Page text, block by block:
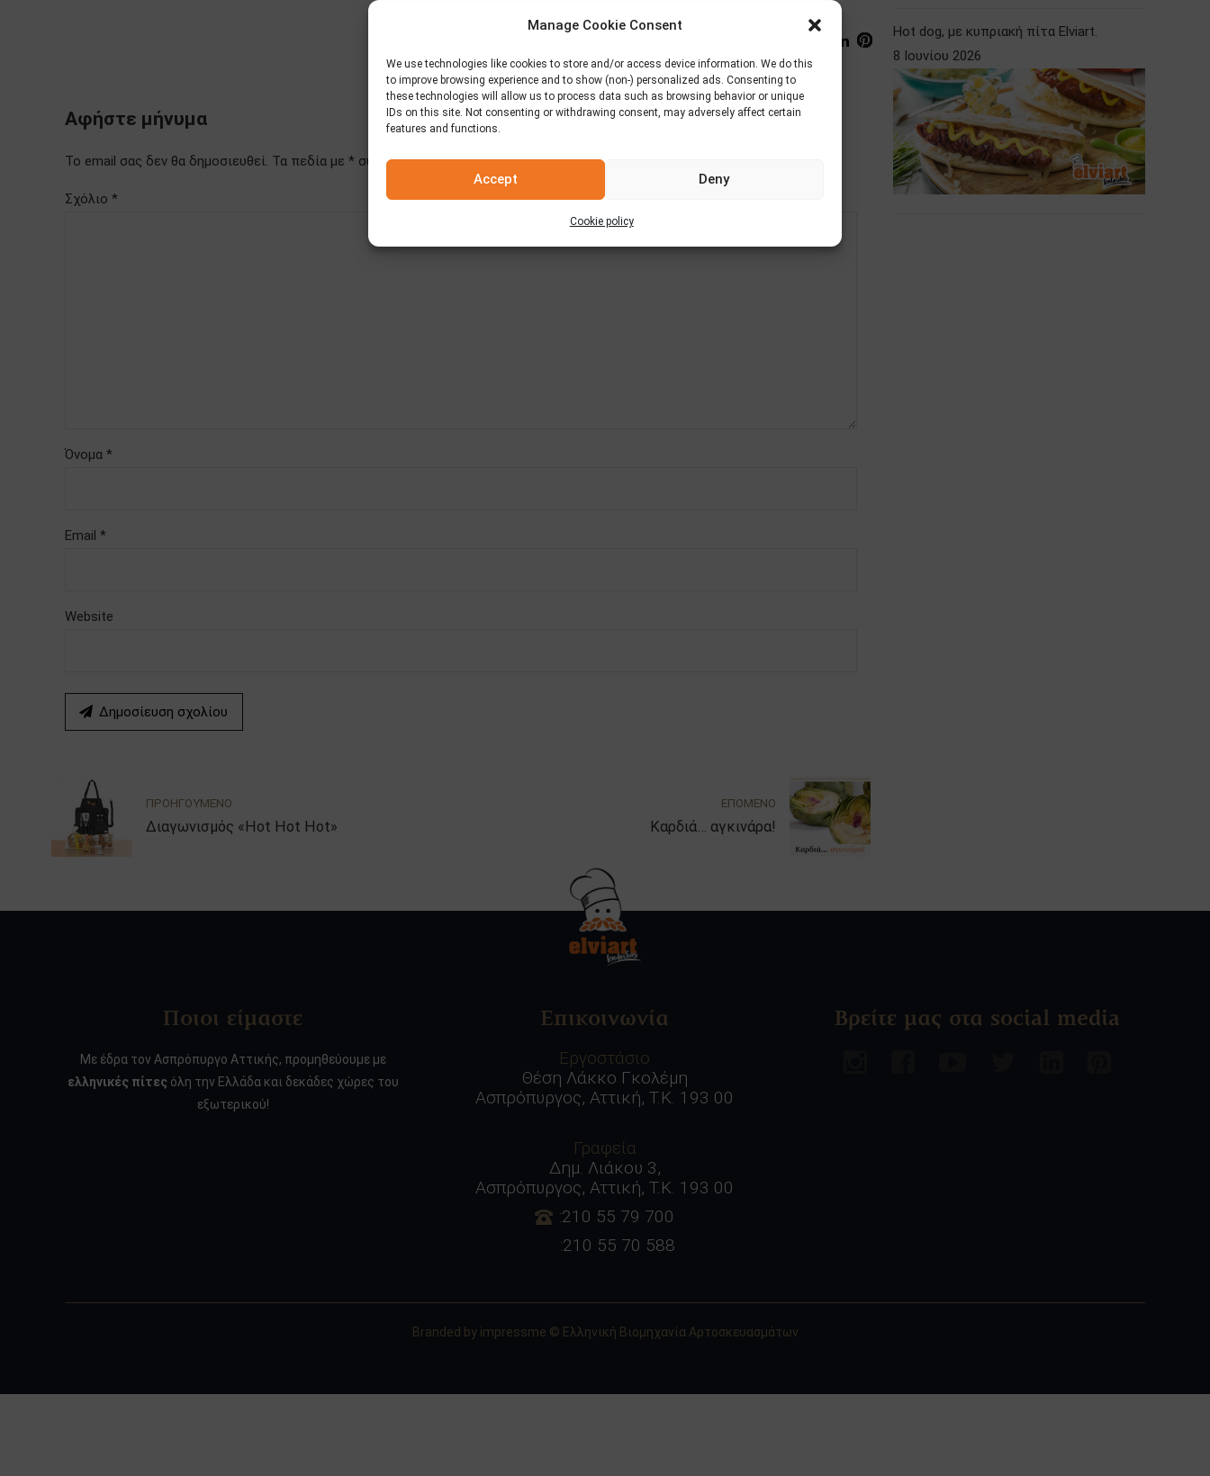
Manage Cookie Consent
We use technologies like cookies to store and/or access device information. We do this
to improve browsing experience and to show (non-) personalized ads. Consenting to
these technologies will allow us to process data such as browsing behavior or unique
IDs on this site. Not consenting or withdrawing consent, may adversely affect certain
features and functions.
Accept Deny
Cookie policy
Αφήστε μήνυμα
Το email σας δεν θα δημοσιευθεί. Τα πεδία με * συμπληρώνονται υποχρεωτικά.
Σχόλιο *
Όνομα *
Email *
Website
Δημοσίευση σχολίου
ΠΡΟΗΓΟΥΜΕΝΟ
Διαγωνισμός «Hot Hot Hot»
ΕΠΟΜΕΝΟ
Καρδιά… αγκινάρα!
Hot dog, με κυπριακή πίτα Elviart.
8 Ιουνίου 2026
Ποιοι είμαστε
Με έδρα τον Ασπρόπυργο Αττικής, προμηθεύουμε με
ελληνικές πίτεςόλη την Ελλάδα και δεκάδες χώρες του
εξωτερικού!
Επικοινωνία
Εργοστάσιο
Θέση Λάκκο Γκολέμη
Ασπρόπυργος, Αττική, Τ.Κ. 193 00
Γραφεία
Δημ. Λιάκου 3,
Ασπρόπυργος, Αττική, Τ.Κ. 193 00
:210 55 79 700
:210 55 70 588
Βρείτε μας στα social media
Branded by impressme © Ελληνική Βιομηχανία Αρτοσκευασμάτων